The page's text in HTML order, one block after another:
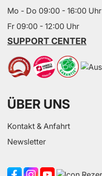
Mo - Do 09:00 - 16:00 Uhr
Fr 09:00 - 12:00 Uhr
SUPPORT CENTER
ÜBER UNS
Kontakt & Anfahrt
Newsletter